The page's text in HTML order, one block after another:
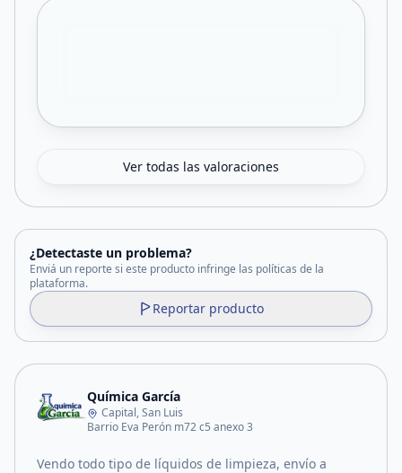
Ver todas las valoraciones
¿Detectaste un problema?
Enviá un reporte si este producto infringe las políticas de la
plataforma.
Reportar producto
Química García
Capital, San Luis
Barrio Eva Perón m72 c5 anexo 3
Vendo todo tipo de líquidos de limpieza, envío a